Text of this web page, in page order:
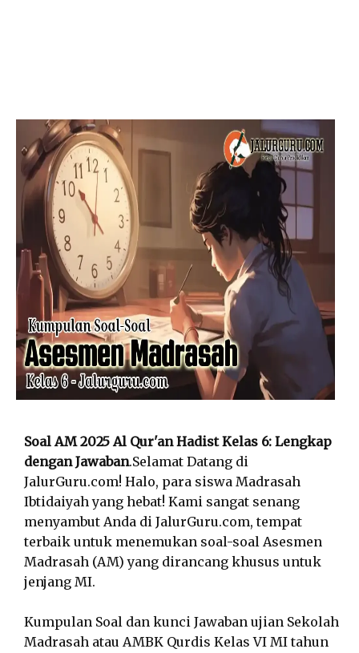
Soal AM 2025 Al Qur'an Hadist Kelas 6: Lengkap
dengan Jawaban.Selamat Datang di
JalurGuru.com! Halo, para siswa Madrasah
Ibtidaiyah yang hebat! Kami sangat senang
menyambut Anda di JalurGuru.com, tempat
terbaik untuk menemukan soal-soal Asesmen
Madrasah (AM) yang dirancang khusus untuk
jenjang MI.
Kumpulan Soal dan kunci Jawaban ujian Sekolah
Madrasah atau AMBK Qurdis Kelas VI MI tahun